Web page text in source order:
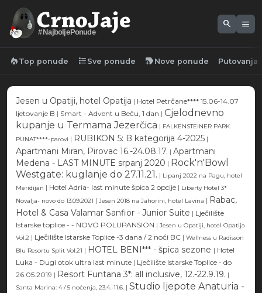
#NajboljePonude
search menu
local_fire_department Top ponude format_list_bulleted Sve ponude new_label Nove ponude Putovanja
Jesen u Opatiji, hotel Opatija | Hotel Petrčane**** 15.06-14.07
ljetovanje B | Smart - Advent u Beču, 1 dan | Cjelodnevno
kupanje u Termama Jezerčica | FALKENSTEINER PARK
PUNAT****-parovi | RUBIKON 5: B kategorija 4-2025 |
Apartmani Miran, Pirovac 16.-24.08.17. | Apartmani
Medena - LAST MINUTE srpanj 2020 | Rock'n'Bowl
Westgate: kuglanje do 27.11.21. | Lipanj 2022 na Pagu, hotel
Meridijan | Hotel Adria- last minute špica 2 opcije | Liberty Hotel 3*
Novalja- novo do 13.09.2021 | Jesen 2018 na Jahorini, hotel Lavina | Rabac,
Hotel & Casa Valamar Sanfior - Junior Suite | Lječilište
Istarske toplice - - NOVO POLUPANSION | Jesen u Opatiji, hotel Opatija
Vol.2 | Lječilište Istarske Toplice -3 dana / 2 noći BC | Wellness u Radisson
Blu Resortu Split Vol.21 | HOTEL BENI*** - špica sezone | Hotel
Luka - Dugi otok ultra last minute | Lječilište Istarske Toplice - do
26.05.2019 | Resort Funtana 3*: all inclusive, 12.-22.9.19. |
Santa Marina: 4 / 5 noćenja, 23.4.-11.6. | Studio ljepote Anaturia -